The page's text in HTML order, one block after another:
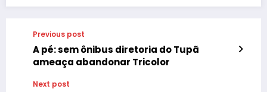
Previous post
A pé: sem ônibus diretoria do Tupã
ameaça abandonar Tricolor
Next post